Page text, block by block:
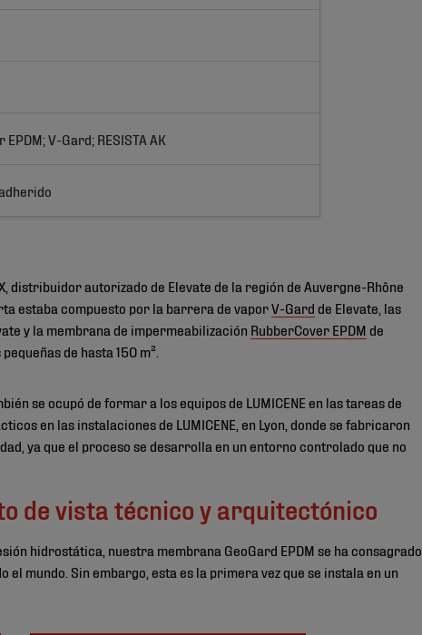
V-Gard; RESISTA AK
distribuidor autorizado de Elevate de la región de Auvergne-Rhône
estaba compuesto por la barrera de vaporV-Gard de Elevate, las
y la membrana de impermeabilización RubberCover EPDM de
de hasta 150 m².
se ocupó de formar a los equipos de LUMICENE en las tareas de
en las instalaciones de LUMICENE, en Lyon, donde se fabricaron
ya que el proceso se desarrolla en un entorno controlado que no
de vista técnico y arquitectónico
hidrostática, nuestra membrana GeoGard EPDM se ha consagrado
mundo. Sin embargo, esta es la primera vez que se instala en un